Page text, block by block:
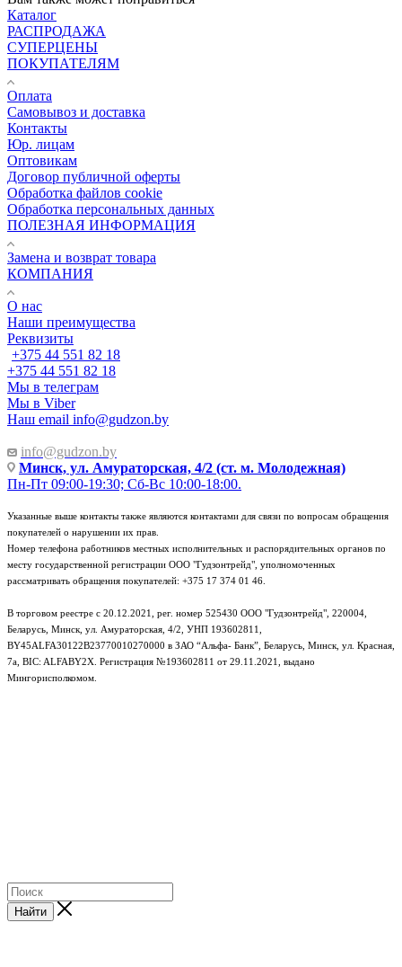
Каталог
РАСПРОДАЖА
СУПЕРЦЕНЫ
ПОКУПАТЕЛЯМ
Оплата
Самовывоз и доставка
Контакты
Юр. лицам
Оптовикам
Договор публичной оферты
Обработка файлов cookie
Обработка персональных данных
ПОЛЕЗНАЯ ИНФОРМАЦИЯ
Замена и возврат товара
КОМПАНИЯ
О нас
Наши преимущества
Реквизиты
+375 44 551 82 18
+375 44 551 82 18
Мы в телеграм
Мы в Viber
Наш email info@gudzon.by
info@gudzon.by
Минск, ул. Амураторская, 4/2 (ст. м. Молодежная)
Пн-Пт 09:00-19:30; Сб-Вс 10:00-18:00.
Указанные выше контакты также являются контактами для связи по вопросам обращения
покупателей о нарушении их прав.
Номер телефона работников местных исполнительных и распорядительных органов по
месту государственной регистрации ООО "Гудзонтрейд", уполномоченных
рассматривать обращения покупателей: +375 17 374 01 46.
В торговом реестре с 20.12.2021, рег. номер 525430 ООО "Гудзонтрейд", 220004,
Беларусь, Минск, ул. Амураторская, 4/2, УНП 193602811,
BY45ALFA30122B23770010270000 в ЗАО “Альфа- Банк”, Беларусь, Минск, ул. Красная,
7а, BIC: ALFABY2X. Регистрация №193602811 от 29.11.2021, выдано
Мингорисполкомом.
Найти